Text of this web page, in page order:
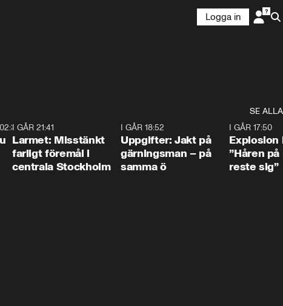
Logga in
SE ALLA
1:06I GÅR 21:41
Larmet: Misstänkt
farligt föremål i
centrala Stockholm
I GÅR 18:52
Uppgifter: Jakt på
gärningsman – på
samma ö
I GÅR 17:50
Explosion
”Håren
reste sig”